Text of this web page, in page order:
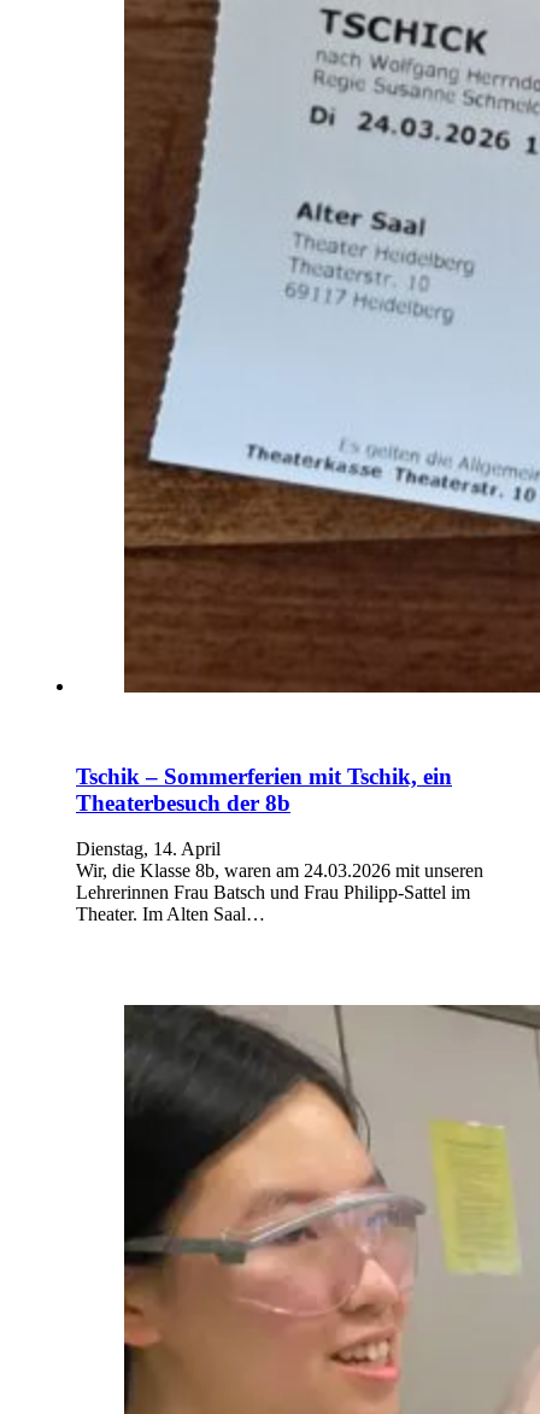
Tschik – Sommerferien mit Tschik, ein
Theaterbesuch der 8b
Dienstag, 14. April
Wir, die Klasse 8b, waren am 24.03.2026 mit unseren
Lehrerinnen Frau Batsch und Frau Philipp-Sattel im
Theater. Im Alten Saal…